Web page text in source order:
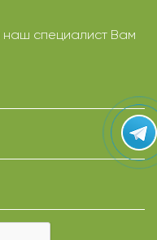
наш специалист Вам